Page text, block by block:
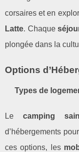
corsaires et en
Latte. Chaque
plongée dans la
Options
Types de
Lecamping
d’hébergements
ces options, les